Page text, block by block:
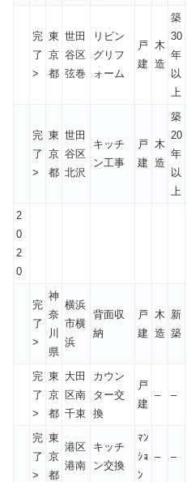
完
了
>
東
京
都
世田
谷区
弦巻
リビン
グリフ
ォーム
戸
建
木
造
築
30
年
以
上
完
了
>
東
京
都
世田
谷区
北沢
キッチ
ン工事
戸
建
木
造
築
20
年
以
上
2
0
2
0
完
了
>
神
奈
川
県
横浜
市横
浜
背面収
納
戸
建
木
造
新
築
完
了
>
東
京
都
大田
区南
千束
カウン
ター交
換
戸
建
– –
完
了
>
東
京
都
港区
港南
キッチ
ン交換
ﾏﾝ
ｼｮ
ﾝ
– –